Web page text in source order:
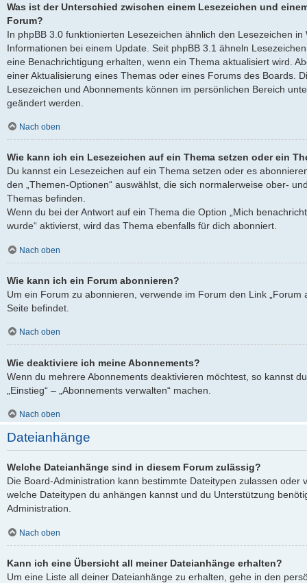
Was ist der Unterschied zwischen einem Lesezeichen und
Forum?
In phpBB 3.0 funktionierten Lesezeichen ähnlich den Lesezeichen
Informationen bei einem Update. Seit phpBB 3.1 ähneln
eine Benachrichtigung erhalten, wenn ein Thema aktualisiert wird.
einer Aktualisierung eines Themas oder eines Forums des Boards.
Lesezeichen und Abonnements können im persönlichen Bereich
geändert werden.
Nach oben
Wie kann ich ein Lesezeichen auf ein Thema setzen oder ein
Du kannst ein Lesezeichen auf ein Thema setzen oder es
den „Themen-Optionen“ auswählst, die sich normalerweise ober-
Themas befinden.
Wenn du bei der Antwort auf ein Thema die Option „Mich
wurde“ aktivierst, wird das Thema ebenfalls für dich abonniert.
Nach oben
Wie kann ich ein Forum abonnieren?
Um ein Forum zu abonnieren, verwende im Forum den Link „Forum
Seite befindet.
Nach oben
Wie deaktiviere ich meine Abonnements?
Wenn du mehrere Abonnements deaktivieren möchtest, so kannst
„Einstieg“ – „Abonnements verwalten“ machen.
Nach oben
Dateianhänge
Welche Dateianhänge sind in diesem Forum zulässig?
Die Board-Administration kann bestimmte Dateitypen zulassen oder
welche Dateitypen du anhängen kannst und du Unterstützung
Administration.
Nach oben
Kann ich eine Übersicht all meiner Dateianhänge erhalten?
Um eine Liste all deiner Dateianhänge zu erhalten, gehe in den